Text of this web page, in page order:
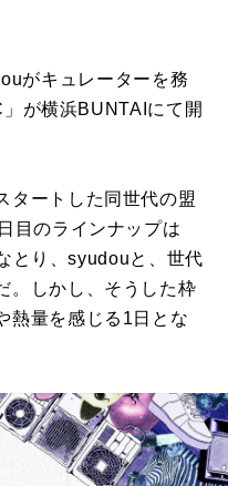
がキュレーターを務
が横浜BUNTAIにて開
タートした同世代の盟
目のラインナップは
とり、syudouと、世代
。しかし、そうした枠
熱量を感じる1日とな